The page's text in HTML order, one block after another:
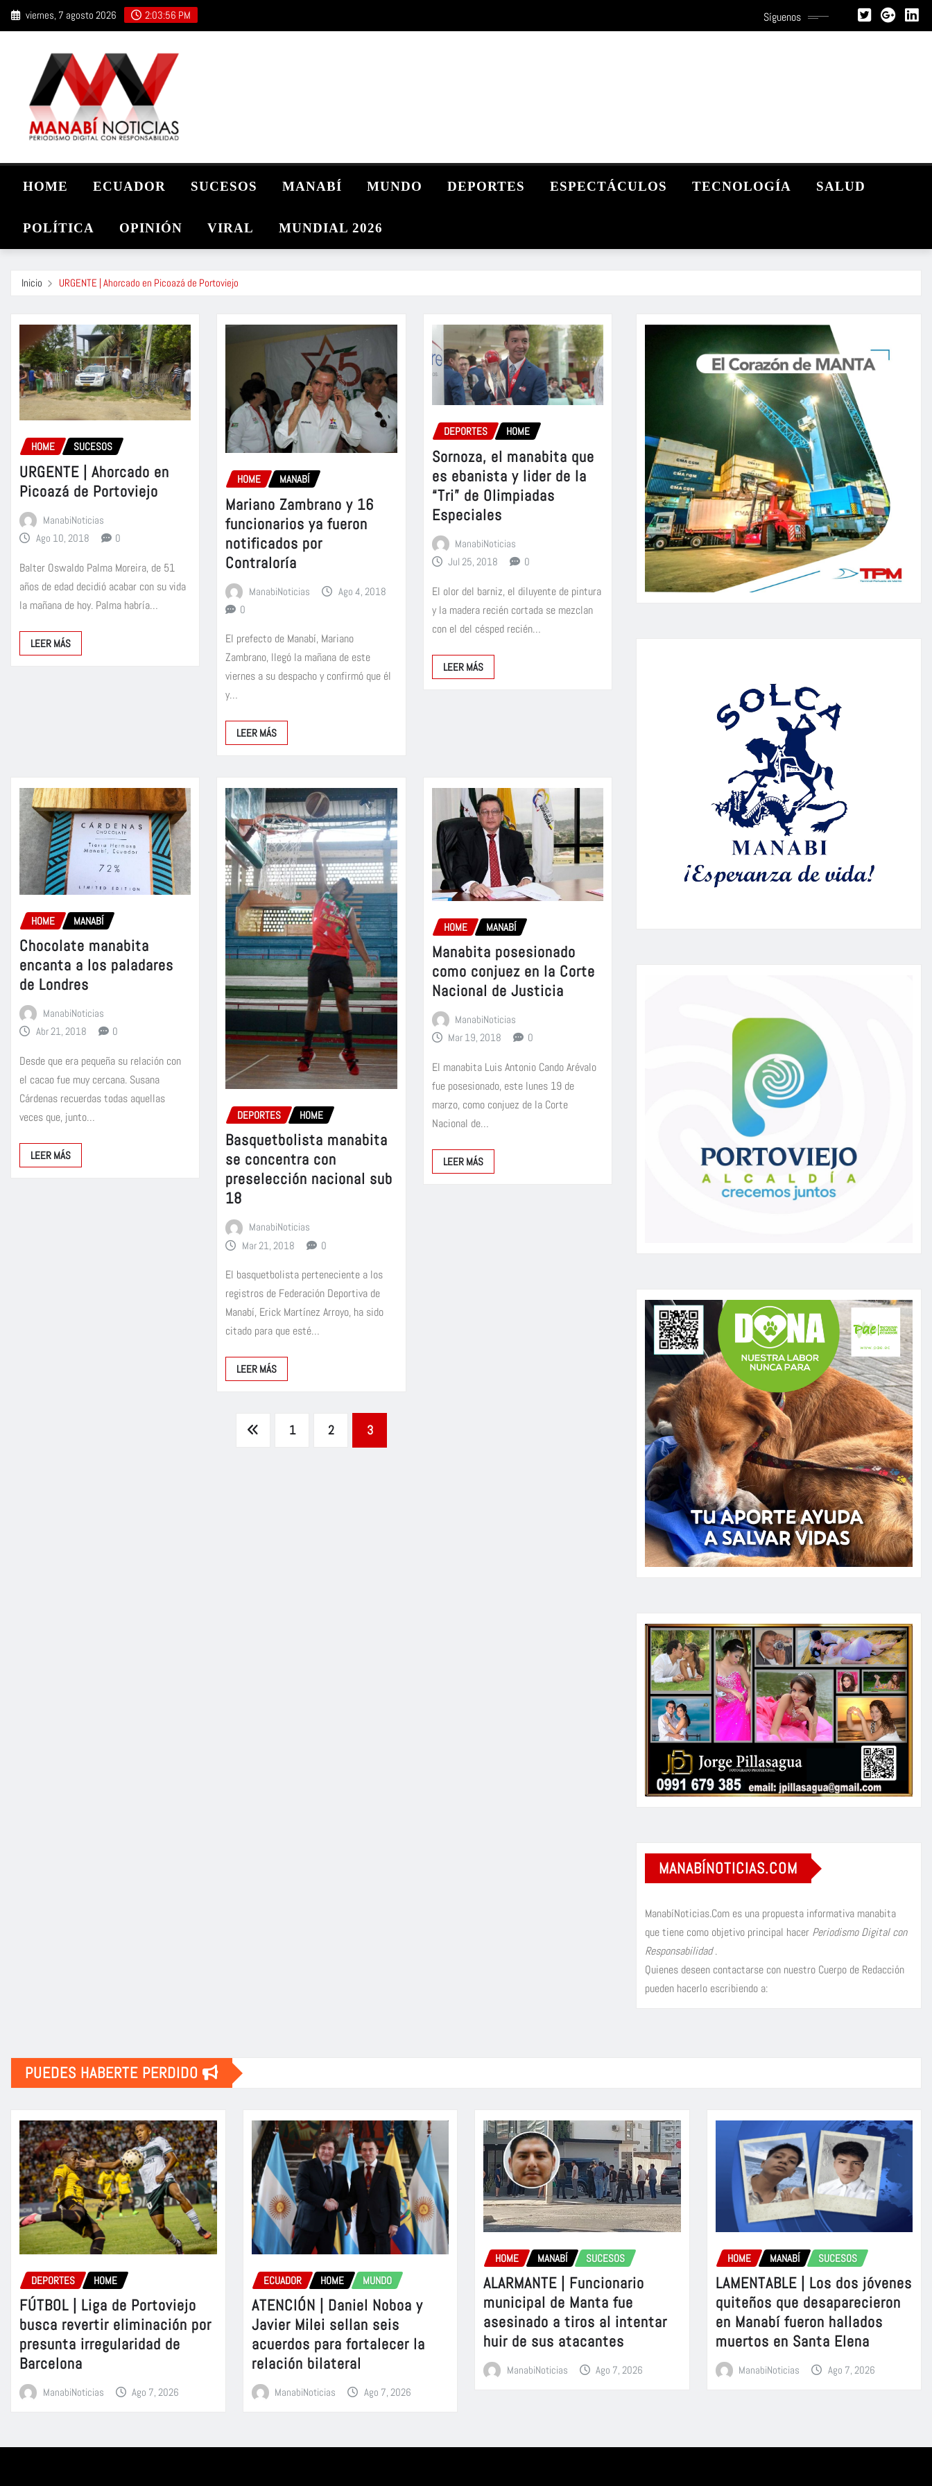
Saltar viernes, 7 agosto 2026 2:03:58 PM Síguenos
HOME ECUADOR SUCESOS MANABÍ MUNDO DEPORTES ESPECTÁCULOS TECNOLOGÍA SALUD
POLÍTICA OPINIÓN VIRAL MUNDIAL 2026
Inicio URGENTE | Ahorcado en Picoazá de Portoviejo
HOME SUCESOS
URGENTE | Ahorcado en
Picoazá de Portoviejo
ManabiNoticias
Ago 10, 2018
0
Balter Oswaldo Palma Moreira, de 51
años de edad decidió acabar con su vida
la mañana de hoy. Palma habría…
LEER MÁS
HOME MANABÍ
Mariano Zambrano y 16
funcionarios ya fueron
notificados por
Contraloría
ManabiNoticias
Ago 4, 2018
0
El prefecto de Manabí, Mariano
Zambrano, llegó la mañana de este
viernes a su despacho y confirmó que él
y…
LEER MÁS
DEPORTES HOME
Sornoza, el manabita que
es ebanista y lider de la
“Tri” de Olimpiadas
Especiales
ManabiNoticias
Jul 25, 2018
0
El olor del barniz, el diluyente de pintura
y la madera recién cortada se mezclan
con el del césped recién…
LEER MÁS
HOME MANABÍ
Chocolate manabita
encanta a los paladares
de Londres
ManabiNoticias
Abr 21, 2018
0
Desde que era pequeña su relación con
el cacao fue muy cercana. Susana
Cárdenas recuerdas todas aquellas
veces que, junto…
LEER MÁS
DEPORTES HOME
Basquetbolista manabita
se concentra con
preselección nacional sub
18
ManabiNoticias
Mar 21, 2018
0
El basquetbolista perteneciente a los
registros de Federación Deportiva de
Manabí, Erick Martínez Arroyo, ha sido
citado para que esté…
LEER MÁS
HOME MANABÍ
Manabita posesionado
como conjuez en la Corte
Nacional de Justicia
ManabiNoticias
Mar 19, 2018
0
El manabita Luis Antonio Cando Arévalo
fue posesionado, este lunes 19 de
marzo, como conjuez de la Corte
Nacional de…
LEER MÁS
1 2 3
MANABÍNOTICIAS.COM
ManabíNoticias.Com es una propuesta informativa manabita
que tiene como objetivo principal hacer Periodismo Digital con
Responsabilidad.
Quienes deseen contactarse con nuestro Cuerpo de Redacción
pueden hacerlo escribiendo a:
PUEDES HABERTE PERDIDO
DEPORTES HOME
FÚTBOL | Liga de Portoviejo
busca revertir eliminación por
presunta irregularidad de
Barcelona
ManabiNoticias Ago 7, 2026
ECUADOR HOME MUNDO
ATENCIÓN | Daniel Noboa y
Javier Milei sellan seis
acuerdos para fortalecer la
relación bilateral
ManabiNoticias Ago 7, 2026
HOME MANABÍ SUCESOS
ALARMANTE | Funcionario
municipal de Manta fue
asesinado a tiros al intentar
huir de sus atacantes
ManabiNoticias Ago 7, 2026
HOME MANABÍ SUCESOS
LAMENTABLE | Los dos jóvenes
quiteños que desaparecieron
en Manabí fueron hallados
muertos en Santa Elena
ManabiNoticias Ago 7, 2026